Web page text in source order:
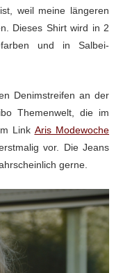
weil meine längeren
Dieses Shirt wird in 2
und in Salbei-
Denimstreifen an der
Themenwelt, die im
Link Aris Modewoche
vor. Die Jeans
gerne.